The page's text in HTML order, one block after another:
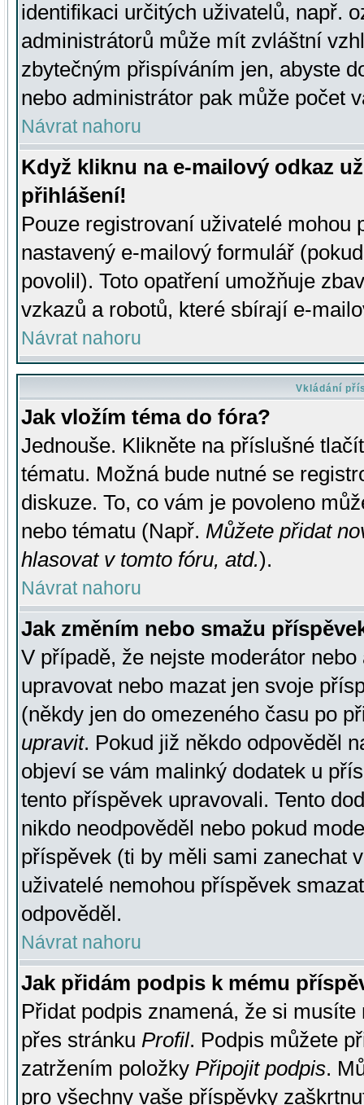
identifikaci určitých uživatelů, např.
administrátorů může mít zvláštní
zbytečným přispíváním jen, abyste
nebo administrátor pak může počet
Návrat nahoru
Když kliknu na e-mailový odkaz
přihlášení!
Pouze registrovaní uživatelé mohou
nastavený e-mailový formulář
povolil). Toto opatření umožňuje
vzkazů a robotů, které sbírají e-
Návrat nahoru
Vkládání
Jak vložím téma do fóra?
Jednouše. Klikněte na příslušné
tématu. Možná bude nutné se
diskuze. To, co vám je povoleno
nebo tématu (Např. Můžete přidat
hlasovat v tomto fóru, atd.).
Návrat nahoru
Jak změním nebo smažu
V případě, že nejste moderátor
upravovat nebo mazat jen svoje
(někdy jen do omezeného času po
upravit. Pokud již někdo odpověděl
objeví se vám malinký dodatek u
tento příspěvek upravovali. Tento
nikdo neodpověděl nebo pokud
příspěvek (ti by měli sami zanechat
uživatelé nemohou příspěvek
odpověděl.
Návrat nahoru
Jak přidám podpis k mému
Přidat podpis znamená, že si
přes stránku Profil. Podpis můžete
zatržením položky Připojit podpis.
pro všechny vaše příspěvky